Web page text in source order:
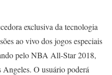
exclusiva da tecnologia
ao vivo dos jogos especiais
pelo NBA All-Star 2018,
Angeles. O usuário poderá